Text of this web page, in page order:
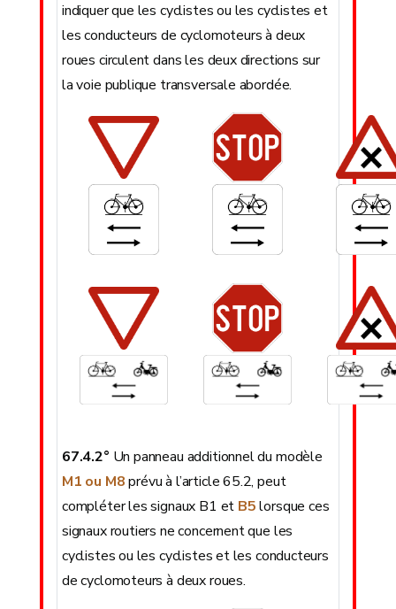
indiquer que les cyclistes ou les cyclistes et
les conducteurs de cyclomoteurs à deux
roues circulent dans les deux directions sur
la voie publique transversale abordée.
67.4.2° Un panneau additionnel du modèle
M1 ou M8prévu à l’article 65.2, peut
compléter les signaux B1 et B5lorsque ces
signaux routiers ne concernent que les
cyclistes ou les cyclistes et les conducteurs
de cyclomoteurs à deux roues.